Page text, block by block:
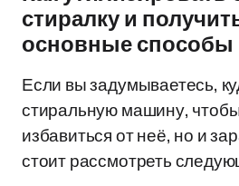
стиралку и
основные способы
Если вы задумываетесь,
стиральную машину,
избавиться от неё, но и
стоит рассмотреть